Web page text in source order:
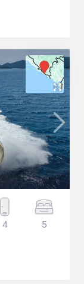
4 5